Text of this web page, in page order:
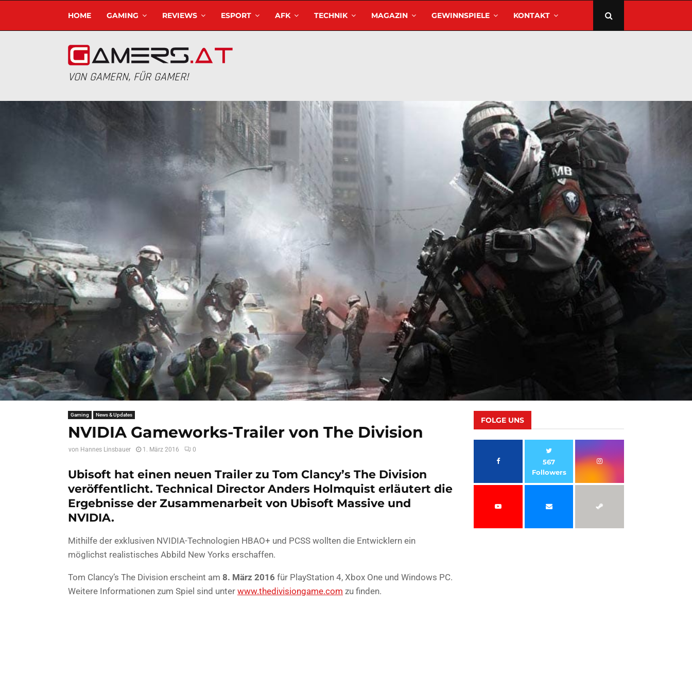
HOME GAMING REVIEWS ESPORT AFK TECHNIK MAGAZIN GEWINNSPIELE KONTAKT
VON GAMERN, FÜR GAMER!
Gaming News & Updates
NVIDIA Gameworks-Trailer von The Division
von Hannes Linsbauer 1. März 2016 0
Ubisoft hat einen neuen Trailer zu Tom Clancy’s The Division
veröffentlicht. Technical Director Anders Holmquist erläutert die
Ergebnisse der Zusammenarbeit von Ubisoft Massive und
NVIDIA.
Mithilfe der exklusiven NVIDIA-Technologien HBAO+ und PCSS wollten die Entwicklern ein
möglichst realistisches Abbild New Yorks erschaffen.
Tom Clancy’s The Division erscheint am 8. März 2016 für PlayStation 4, Xbox One und Windows PC.
Weitere Informationen zum Spiel sind unter www.thedivisiongame.com zu finden.
FOLGE UNS
567
Followers